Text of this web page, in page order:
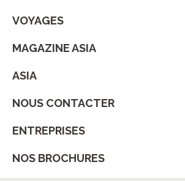
VOYAGES
MAGAZINE ASIA
ASIA
NOUS CONTACTER
ENTREPRISES
NOS BROCHURES